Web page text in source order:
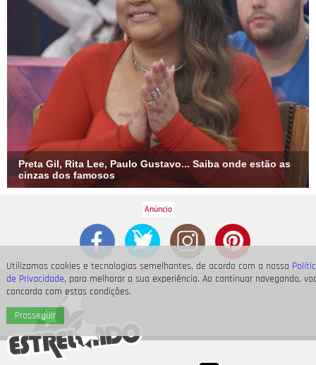
Utilizamos cookies e tecnologias semelhantes, de acordo com a nossa
de Privacidade, para melhorar a sua experiência. Ao continuar navegando,
concorda com estas condições.
Prosseguir
Preta Gil, Rita Lee, Paulo Gustavo... Saiba onde estão as
cinzas dos famosos